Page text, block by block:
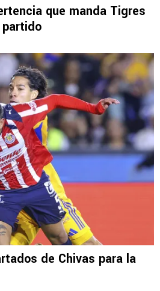
que manda Tigres
de Chivas para la